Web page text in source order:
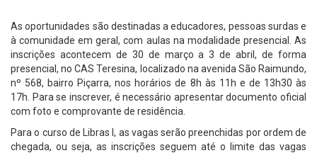
As oportunidades são destinadas a educadores, pessoas surdas e
à comunidade em geral, com aulas na modalidade presencial. As
inscrições acontecem de 30 de março a 3 de abril, de forma
presencial, no CAS Teresina, localizado na avenida São Raimundo,
nº 568, bairro Piçarra, nos horários de 8h às 11h e de 13h30 às
17h. Para se inscrever, é necessário apresentar documento oficial
com foto e comprovante de residência.
Para o curso de Libras I, as vagas serão preenchidas por ordem de
chegada, ou seja, as inscrições seguem até o limite das vagas